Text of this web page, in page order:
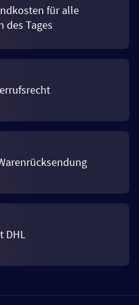
für alle
des Tages
DHL